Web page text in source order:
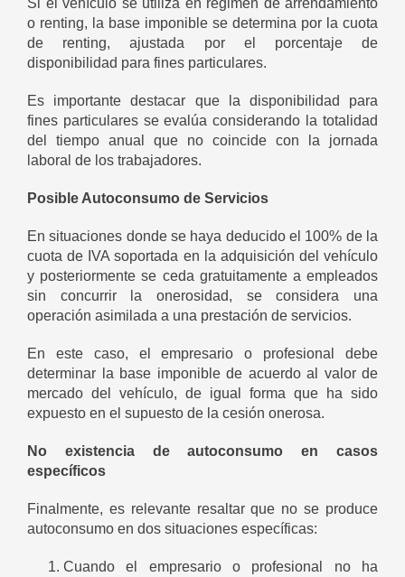
o renting, la base imponible se determina por la cuota
de renting, ajustada por el porcentaje de
disponibilidad para fines particulares.
Es importante destacar que la disponibilidad para
fines particulares se evalúa considerando la totalidad
del tiempo anual que no coincide con la jornada
laboral de los trabajadores.
Posible Autoconsumo de Servicios
En situaciones donde se haya deducido el 100% de la
cuota de IVA soportada en la adquisición del vehículo
y posteriormente se ceda gratuitamente a empleados
sin concurrir la onerosidad, se considera una
operación asimilada a una prestación de servicios.
En este caso, el empresario o profesional debe
determinar la base imponible de acuerdo al valor de
mercado del vehículo, de igual forma que ha sido
expuesto en el supuesto de la cesión onerosa.
No existencia de autoconsumo en casos
específicos
Finalmente, es relevante resaltar que no se produce
autoconsumo en dos situaciones específicas:
Cuando el empresario o profesional no ha